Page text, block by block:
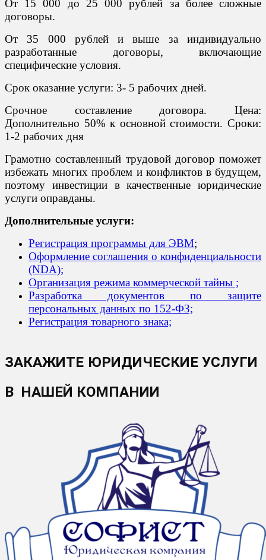
От 15 000 до 25 000 рублей за более сложные
договоры.
От 35 000 рублей и выше за индивидуально
разработанные договоры, включающие
специфические условия.
Срок оказание услуги: 3- 5 рабочих дней.
Срочное составление договора. Цена:
Дополнительно 50% к основной стоимости. Сроки:
1-2 рабочих дня
Грамотно составленный трудовой договор поможет
избежать многих проблем и конфликтов в будущем,
поэтому инвестиции в качественные юридические
услуги оправданы.
Дополнительные услуги:
Регистрация программы для ЭВМ;
Оформление соглашения о конфиденциальности
(NDA);
Организация режима коммерческой тайны ;
Разработка документов по защите
персональных данных по 152-ФЗ​;
Регистрация товарного знака;
ЗАКАЖИТЕ ЮРИДИЧЕСКИЕ УСЛУГИ
В НАШЕЙ КОМПАНИИ